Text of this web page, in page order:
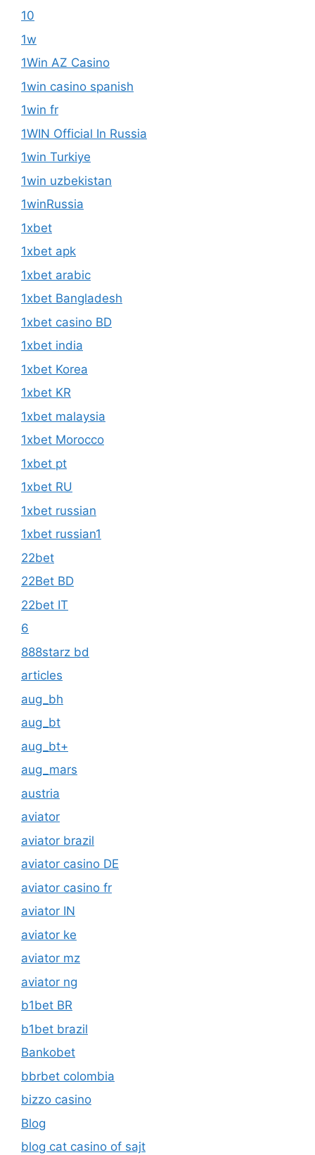
10
1w
1Win AZ Casino
1win casino spanish
1win fr
1WIN Official In Russia
1win Turkiye
1win uzbekistan
1winRussia
1xbet
1xbet apk
1xbet arabic
1xbet Bangladesh
1xbet casino BD
1xbet india
1xbet Korea
1xbet KR
1xbet malaysia
1xbet Morocco
1xbet pt
1xbet RU
1xbet russian
1xbet russian1
22bet
22Bet BD
22bet IT
6
888starz bd
articles
aug_bh
aug_bt
aug_bt+
aug_mars
austria
aviator
aviator brazil
aviator casino DE
aviator casino fr
aviator IN
aviator ke
aviator mz
aviator ng
b1bet BR
b1bet brazil
Bankobet
bbrbet colombia
bizzo casino
Blog
blog cat casino of sajt